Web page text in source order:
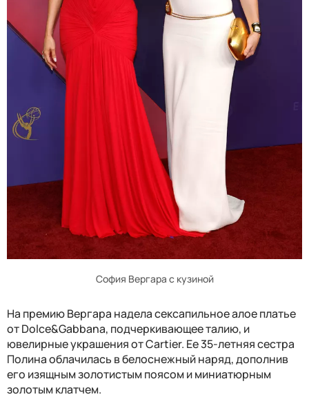
София Вергара с кузиной
На премию Вергара надела сексапильное алое платье
от Dolce&Gabbana, подчеркивающее талию, и
ювелирные украшения от Cartier. Ее 35-летняя сестра
Полина облачилась в белоснежный наряд, дополнив
его изящным золотистым поясом и миниатюрным
золотым клатчем.